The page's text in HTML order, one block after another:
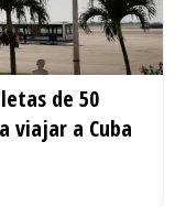
de 50
viajar a Cuba